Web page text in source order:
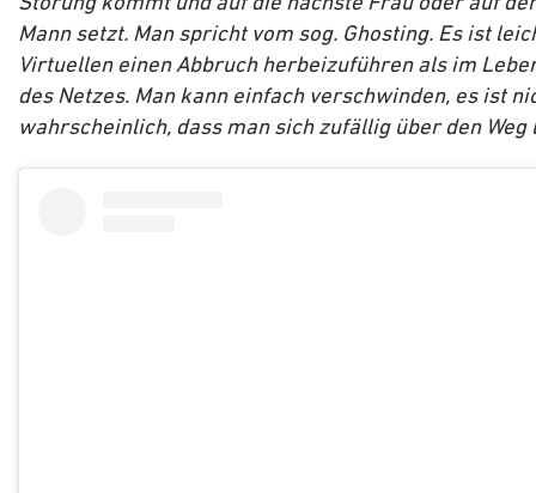
Mann setzt. Man spricht vom sog. Ghosting. Es ist
Virtuellen einen Abbruch herbeizuführen als im
des Netzes. Man kann einfach verschwinden, es ist
wahrscheinlich, dass man sich zufällig über den Weg